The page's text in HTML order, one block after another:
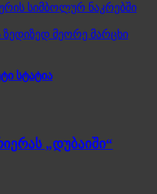
სიმბოლურ ნაკრებში
ზედიზედ მეორე მარცხი
სტატია
„დუბაიში“